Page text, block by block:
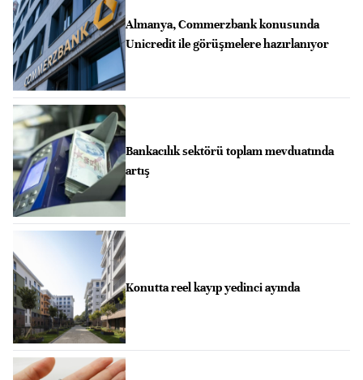
Almanya, Commerzbank konusunda
Unicredit ile görüşmelere hazırlanıyor
Bankacılık sektörü toplam mevduatında
artış
Konutta reel kayıp yedinci ayında